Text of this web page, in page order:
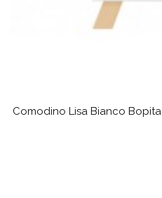
Comodino Lisa Bianco Bopita